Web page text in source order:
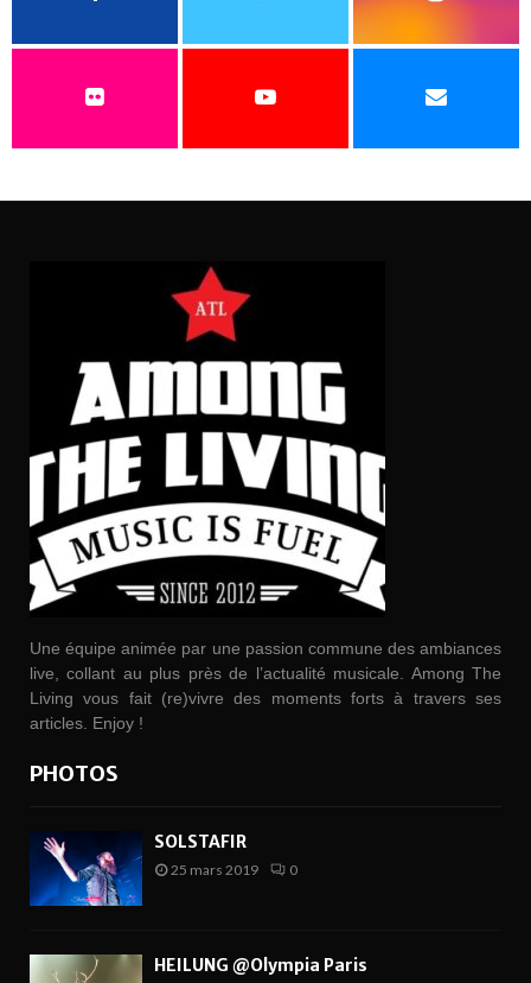
Une équipe animée par une passion commune des ambiances
live, collant au plus près de l’actualité musicale. Among The
Living vous fait (re)vivre des moments forts à travers ses
articles. Enjoy !
PHOTOS
SOLSTAFIR
25 mars 2019 0
HEILUNG @Olympia Paris